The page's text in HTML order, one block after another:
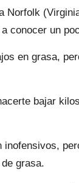
Norfolk
conocer un
en grasa,
bajar
grasa.